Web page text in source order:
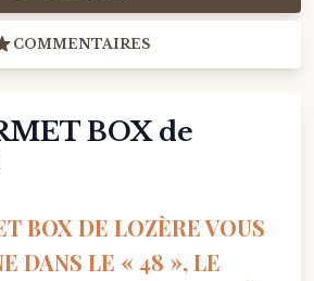
COMMENTAIRES
BOX de
BOX DE LOZÈRE VOUS
DANS LE « 48 », LE